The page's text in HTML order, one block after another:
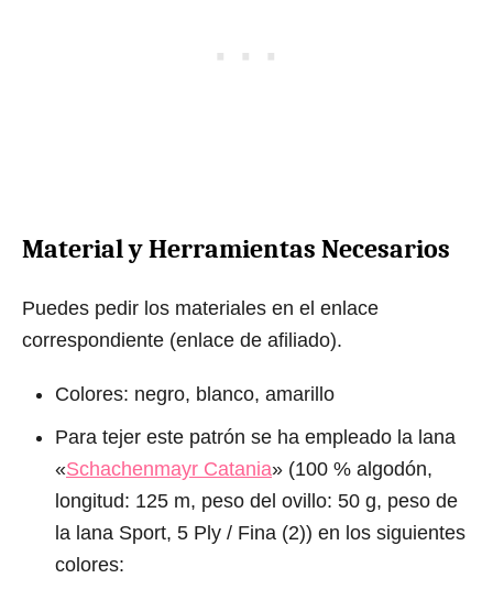
Material y Herramientas Necesarios
Puedes pedir los materiales en el enlace
correspondiente (enlace de afiliado).
Colores: negro, blanco, amarillo
Para tejer este patrón se ha empleado la lana
«Schachenmayr Catania» (100 % algodón,
longitud: 125 m, peso del ovillo: 50 g, peso de
la lana Sport, 5 Ply / Fina (2)) en los siguientes
colores: